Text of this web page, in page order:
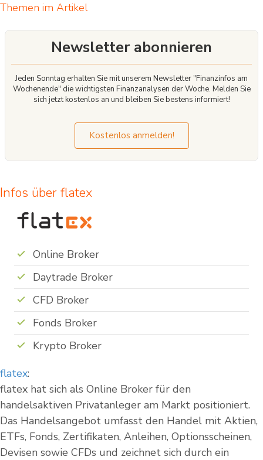
hohes Risiko, schnell Geld zu verlieren. Sie sollten überlegen, ob Sie verstehen,
Themen im Artikel
Newsletter abonnieren
Jeden Sonntag erhalten Sie mit unserem Newsletter "Finanzinfos am
Wochenende" die wichtigsten Finanzanalysen der Woche. Melden Sie
sich jetzt kostenlos an und bleiben Sie bestens informiert!
Kostenlos anmelden!
Infos über flatex
Online Broker
Daytrade Broker
CFD Broker
Fonds Broker
Krypto Broker
flatex:
flatex hat sich als Online Broker für den
handelsaktiven Privatanleger am Markt positioniert.
Das Handelsangebot umfasst den Handel mit Aktien,
ETFs, Fonds, Zertifikaten, Anleihen, Optionsscheinen,
Devisen sowie CFDs und zeichnet sich durch ein